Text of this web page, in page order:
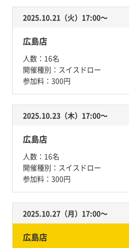
2025.10.21（火）17:00〜
広島店
人数： 16名
開催種別： スイスドロー
参加料： 300円
2025.10.23（木）17:00〜
広島店
人数： 16名
開催種別： スイスドロー
参加料： 300円
2025.10.27（月）17:00〜
広島店